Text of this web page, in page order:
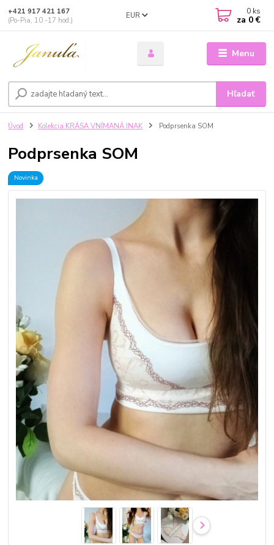
Menu
EUR
Hľadať
+421 917 421 167
(Po-Pia, 10 -17 hod.)
0 ks
za 0 €
Úvod Kolekcia KRÁSA VNÍMANÁ INAK Podprsenka SOM
Podprsenka SOM
Novinka